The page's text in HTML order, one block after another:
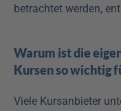
betrachtet werden,
Warum ist die
Kursen so wichtig
Viele Kursanbieter